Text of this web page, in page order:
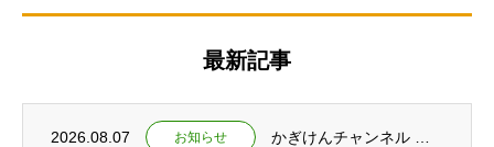
最新記事
2026.08.07 お知らせ